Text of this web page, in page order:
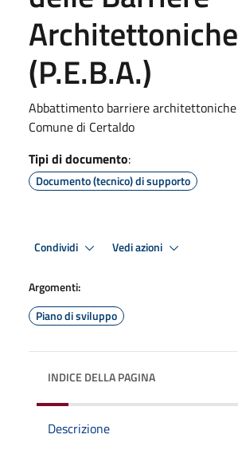
Architettoniche
(P.E.B.A.)
Abbattimento barriere architettoniche
Comune di Certaldo
Tipi di documento:
Documento (tecnico) di supporto
Condividi Vedi azioni
Argomenti:
Piano di sviluppo
INDICE DELLA PAGINA
Descrizione